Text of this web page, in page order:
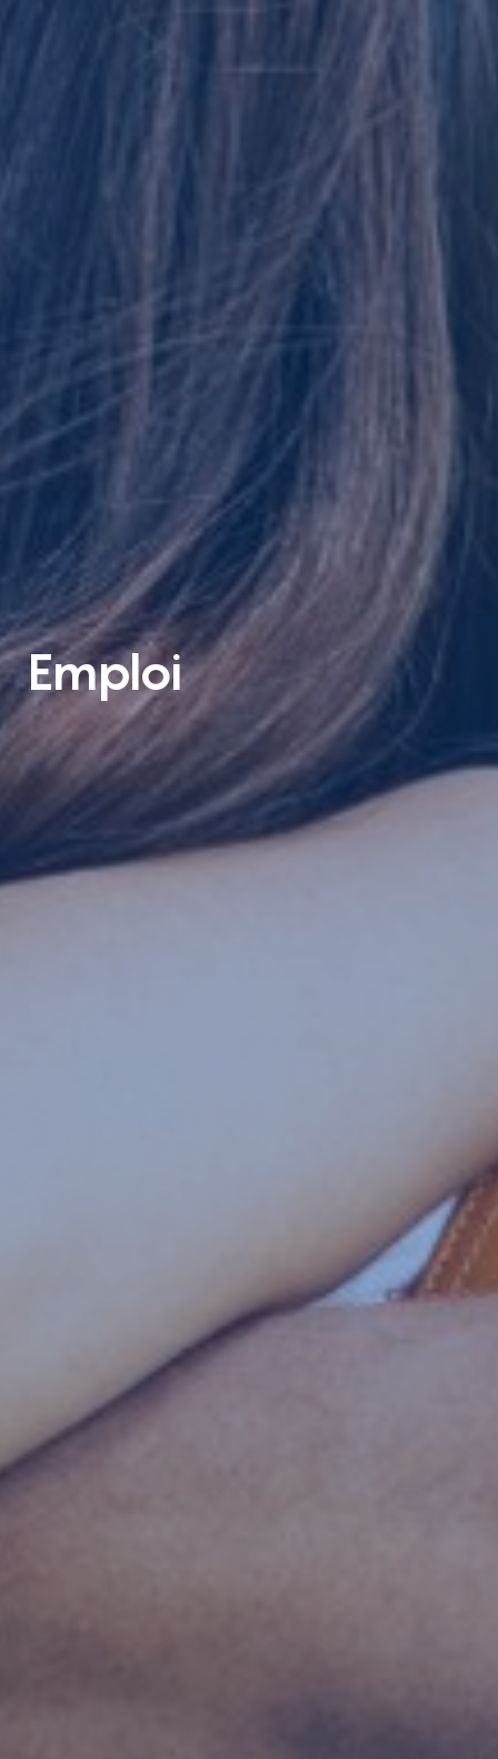
Emploi